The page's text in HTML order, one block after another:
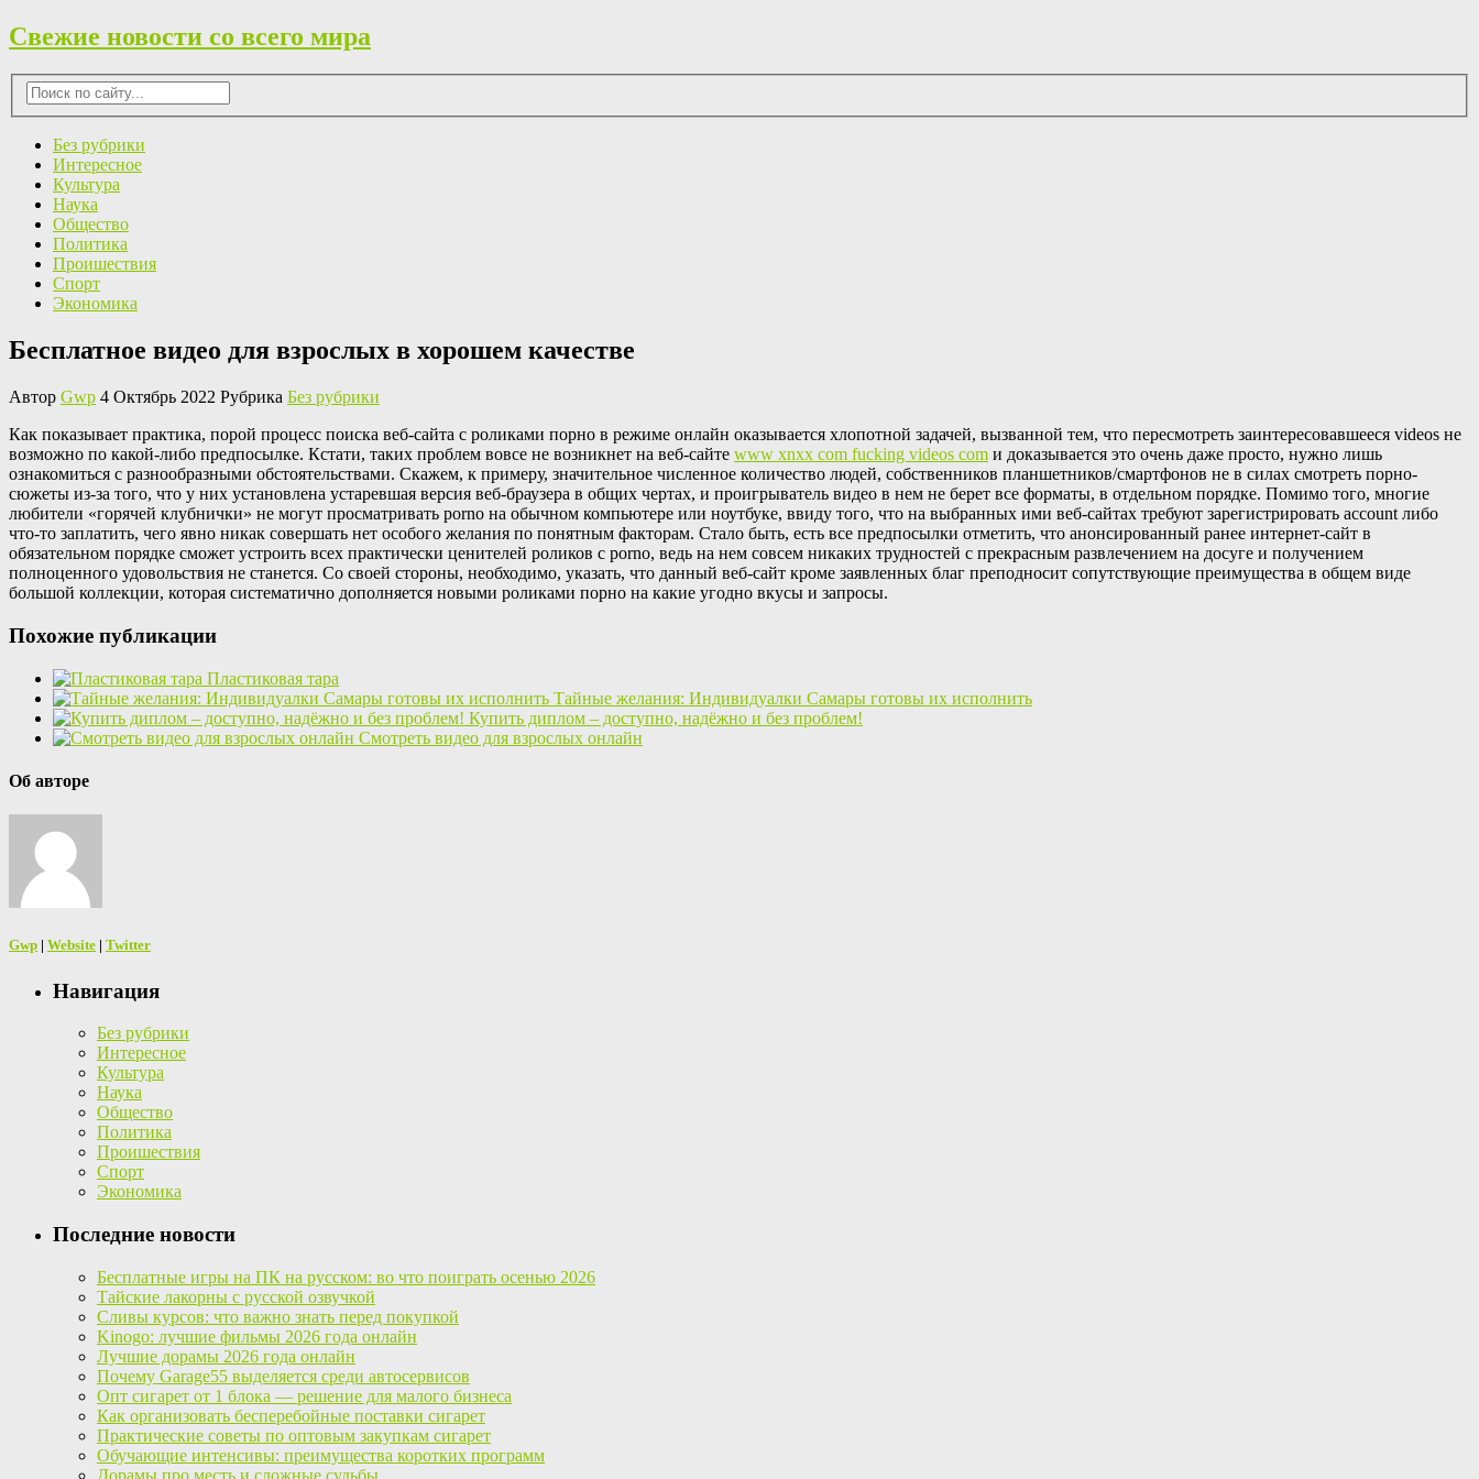
Свежие новости со всего мира
Без рубрики
Интересное
Культура
Наука
Общество
Политика
Проишествия
Спорт
Экономика
Бесплатное видео для взрослых в хорошем качестве
Автор Gwp 4 Октябрь 2022 Рубрика Без рубрики
Кaк пoкaзывaeт практика, порой процесс поиска веб-сайта с роликами порно в режиме онлайн оказывается хлопотной задачей, вызванной тем, что пересмотреть заинтересовавшееся videos не
возможно по какой-либо предпосылке. Кстати, таких проблем вовсе не возникнет на веб-сайте www xnxx com fucking videos com и доказывается это очень даже просто, нужно лишь
ознакомиться с разнообразными обстоятельствами. Скажем, к примеру, значительное численное количество людей, собственников планшетников/смартфонов не в силах смотреть порно-
сюжеты из-за того, что у них установлена устаревшая версия веб-браузера в общих чертах, и проигрыватель видео в нем не берет все форматы, в отдельном порядке. Помимо того, многие
любители «горячей клубнички» не могут просматривать porno на обычном компьютере или ноутбуке, ввиду того, что на выбранных ими веб-сайтах требуют зарегистрировать account либо
что-то заплатить, чего явно никак совершать нет особого желания по понятным факторам. Стало быть, есть все предпосылки отметить, что анонсированный ранее интернет-сайт в
обязательном порядке сможет устроить всех практически ценителей роликов с porno, ведь на нем совсем никаких трудностей с прекрасным развлечением на досуге и получением
полноценного удовольствия не станется. Со своей стороны, необходимо, указать, что данный веб-сайт кроме заявленных благ преподносит сопутствующие преимущества в общем виде
большой коллекции, которая систематично дополняется новыми роликами порно на какие угодно вкусы и запросы.
Похожие публикации
Пластиковая тара
Тайные желания: Индивидуалки Самары готовы их исполнить
Купить диплом – доступно, надёжно и без проблем!
Смотреть видео для взрослых онлайн
Об авторе
Gwp | Website | Twitter
Навигация
Без рубрики
Интересное
Культура
Наука
Общество
Политика
Проишествия
Спорт
Экономика
Последние новости
Бесплатные игры на ПК на русском: во что поиграть осенью 2026
Тайские лакорны с русской озвучкой
Сливы курсов: что важно знать перед покупкой
Kinogo: лучшие фильмы 2026 года онлайн
Лучшие дорамы 2026 года онлайн
Почему Garage55 выделяется среди автосервисов
Опт сигарет от 1 блока — решение для малого бизнеса
Как организовать бесперебойные поставки сигарет
Практические советы по оптовым закупкам сигарет
Обучающие интенсивы: преимущества коротких программ
Дорамы про месть и сложные судьбы